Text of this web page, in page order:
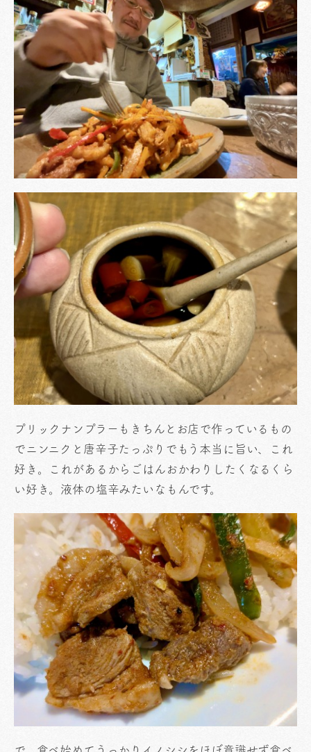
プリックナンプラーもきちんとお店で作っているもの
でニンニクと唐辛子たっぷりでもう本当に旨い、これ
好き。これがあるからごはんおかわりしたくなるくら
い好き。液体の塩辛みたいなもんです。